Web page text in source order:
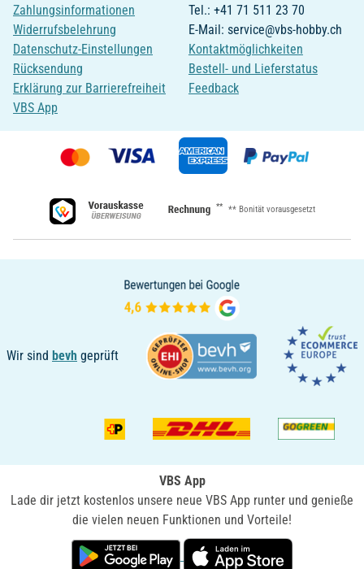
Zahlungsinformationen
Widerrufsbelehrung
Datenschutz-Einstellungen
Rücksendung
Erklärung zur Barrierefreiheit
VBS App
Tel.: +41 71 511 23 70
E-Mail: service@vbs-hobby.ch
Kontaktmöglichkeiten
Bestell- und Lieferstatus
Feedback
** ** Bonität vorausgesetzt
Wir sind bevh geprüft
VBS App
Lade dir jetzt kostenlos unsere neue VBS App runter und genieße
die vielen neuen Funktionen und Vorteile!